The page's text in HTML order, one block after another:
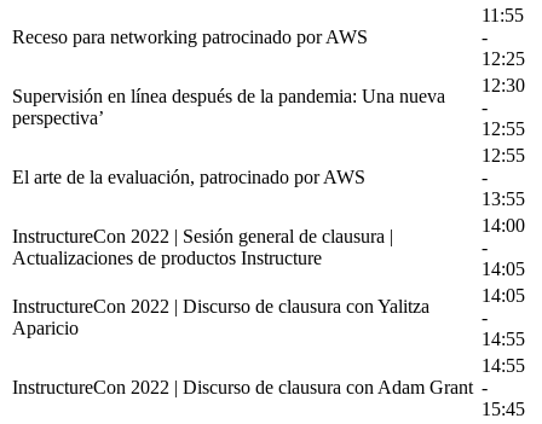
Receso para networking patrocinado por AWS
11:55
-
12:25
Supervisión en línea después de la pandemia: Una nueva
perspectiva’
12:30
-
12:55
El arte de la evaluación, patrocinado por AWS
12:55
-
13:55
InstructureCon 2022 | Sesión general de clausura |
Actualizaciones de productos Instructure
14:00
-
14:05
InstructureCon 2022 | Discurso de clausura con Yalitza
Aparicio
14:05
-
14:55
InstructureCon 2022 | Discurso de clausura con Adam Grant
14:55
-
15:45